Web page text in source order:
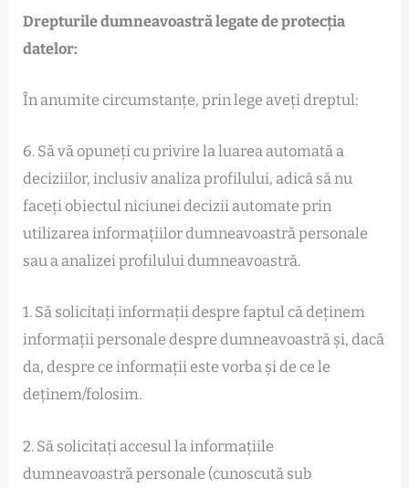
Drepturile dumneavoastră legate de protecția
datelor:
În anumite circumstanțe, prin lege aveți dreptul:
6. Să vă opuneți cu privire la luarea automată a
deciziilor, inclusiv analiza profilului, adică să nu
faceți obiectul niciunei decizii automate prin
utilizarea informațiilor dumneavoastră personale
sau a analizei profilului dumneavoastră.
1. Să solicitați informații despre faptul că deținem
informații personale despre dumneavoastră și, dacă
da, despre ce informații este vorba și de ce le
deținem/folosim.
2. Să solicitați accesul la informațiile
dumneavoastră personale (cunoscută sub